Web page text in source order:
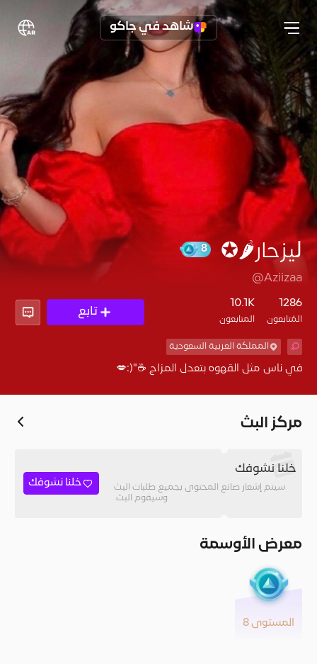
شاهد في جاكو
ڵيزحار🌶️✪
@Aziizaa
1286
المُتابعون
10.1K
المتابعون
تابع
المملكة العربية السعودية
في ناس مثل القهوه بتعدل المزاج ☕️"(:💋
مركز البث
خلنا نشوفك
سيتم إشعار صانع المحتوى بجميع طلبات البث
وسيقوم البث.
خلنا نشوفك
معرض الأوسمة
المستوى 8